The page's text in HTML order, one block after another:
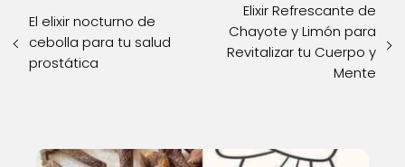
El elixir nocturno de
cebolla para tu salud
prostática
Elixir Refrescante de
Chayote y Limón para
Revitalizar tu Cuerpo y
Mente